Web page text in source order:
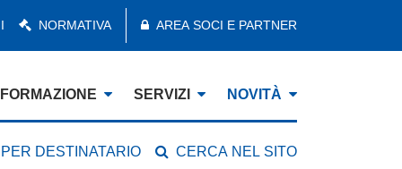
NORMATIVA AREA SOCI E PARTNER
FORMAZIONE SERVIZI NOVITÀ
DESTINATARIO CERCA NEL SITO